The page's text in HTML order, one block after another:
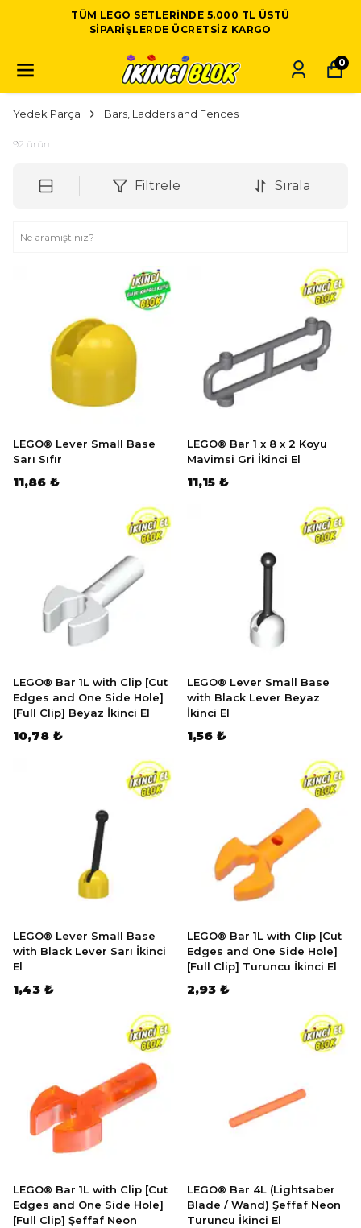
TÜM LEGO SETLERINDE 5.000 TL ÜSTÜ
SIPARIŞLERDE ÜCRETSIZ KARGO
0
Yedek Parça Bars, Ladders and Fences
92 ürün
Filtrele Sırala
LEGO® Lever Small Base
Sarı Sıfır
11,86 ₺
LEGO® Bar 1 x 8 x 2 Koyu
Mavimsi Gri İkinci El
11,15 ₺
LEGO® Bar 1L with Clip [Cut
Edges and One Side Hole]
[Full Clip] Beyaz İkinci El
10,78 ₺
LEGO® Lever Small Base
with Black Lever Beyaz
İkinci El
1,56 ₺
LEGO® Lever Small Base
with Black Lever Sarı İkinci
El
1,43 ₺
LEGO® Bar 1L with Clip [Cut
Edges and One Side Hole]
[Full Clip] Turuncu İkinci El
2,93 ₺
LEGO® Bar 1L with Clip [Cut
Edges and One Side Hole]
[Full Clip] Şeffaf Neon
LEGO® Bar 4L (Lightsaber
Blade / Wand) Şeffaf Neon
Turuncu İkinci El